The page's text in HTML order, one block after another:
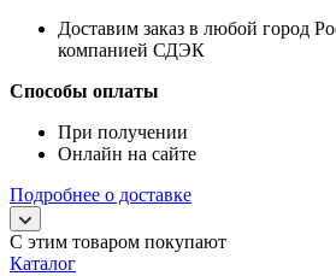
Доставим заказ в любой город
компанией СДЭК
Способы оплаты
При получении
Онлайн на сайте
Подробнее о доставке
С этим товаром покупают
Каталог